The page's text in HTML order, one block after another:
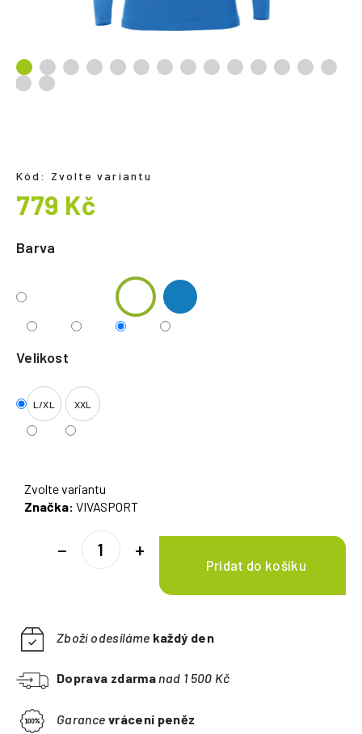
Barva
Velikost
L/XL XXL
Zvolte variantu
Značka: VIVASPORT
+
−
Zboží odesíláme každý den
Doprava zdarma nad 1 500 Kč
Garance vrácení peněz
Kód: Zvolte variantu
779 Kč
cena:
í
t